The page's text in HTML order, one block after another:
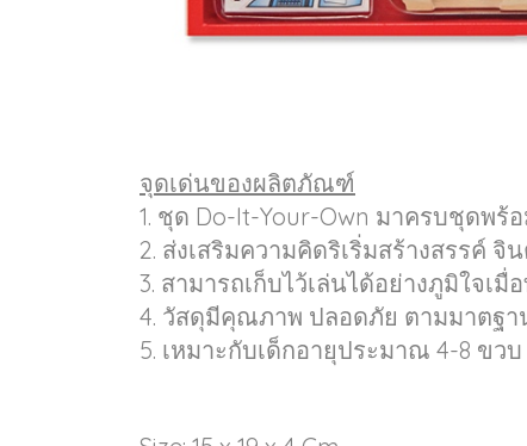
จุดเด่นของผลิตภัณฑ์
1. ชุด Do-It-Your-Own มาครบชุดพร้
2. ส่งเสริมความคิดริเริ่มสร้างสรรค์
3. สามารถเก็บไว้เล่นได้อย่างภูมิใจเมื่
4. วัสดุมีคุณภาพ ปลอดภัย ตามมาตฐา
5. เหมาะกับเด็กอายุประมาณ 4-8 ขวบ